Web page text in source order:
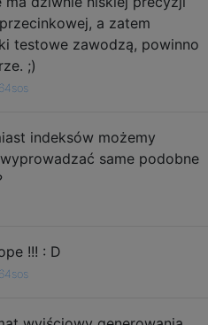
a zatem
testowe zawodzą, powinno
;)
indeksów możemy
same podobne
!!! : D